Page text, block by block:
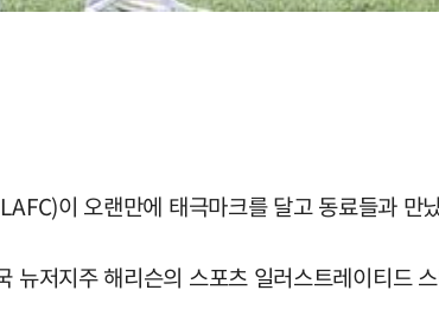
이 오랜만에 태극마크를 달고 동료들과 만
저지주 해리슨의 스포츠 일러스트레이티드